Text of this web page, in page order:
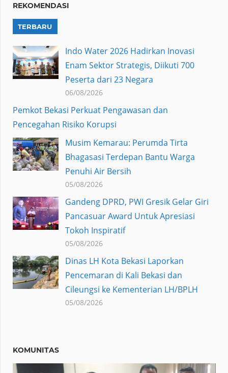
REKOMENDASI
TERBARU
Indo Water 2026 Hadirkan Inovasi
Enam Sektor Strategis, Diikuti 700
Peserta dari 23 Negara
06/08/2026
Pemkot Bekasi Perkuat Pengawasan dan
Pencegahan Risiko Korupsi
Musim Kemarau: Perumda Tirta
Bhagasasi Terdepan Bantu Warga
Penuhi Air Bersih
05/08/2026
Gandeng DPRD, PWI Gresik Gelar Giri
Pancasuar Award Untuk Apresiasi
Tokoh Inspiratif
05/08/2026
Dinas LH Kota Bekasi Laporkan
Pencemaran di Kali Bekasi dan
Cileungsi ke Kementerian LH/BPLH
05/08/2026
KOMUNITAS